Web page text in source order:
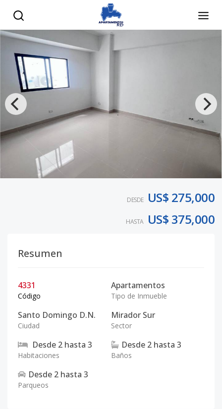
DESDE US$ 275,000
HASTA US$ 375,000
Resumen
4331
Código
Apartamentos
Tipo de Inmueble
Santo Domingo D.N.
Ciudad
Mirador Sur
Sector
Desde 2 hasta 3
Habitaciones
Desde 2 hasta 3
Baños
Desde 2 hasta 3
Parqueos